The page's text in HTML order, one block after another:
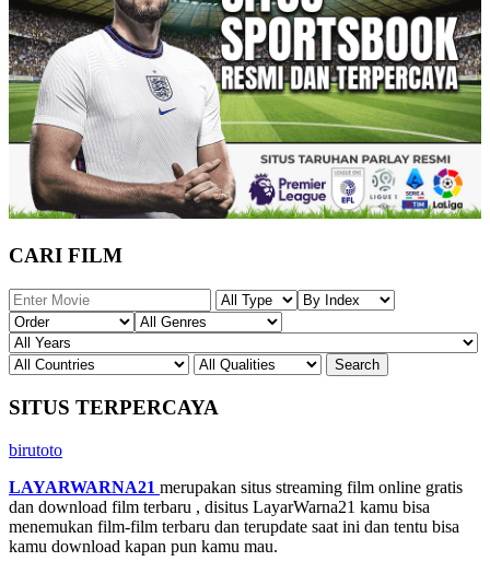
CARI FILM
SITUS TERPERCAYA
birutoto
LAYARWARNA21 merupakan situs streaming film online gratis
dan download film terbaru , disitus LayarWarna21 kamu bisa
menemukan film-film terbaru dan terupdate saat ini dan tentu bisa
kamu download kapan pun kamu mau.